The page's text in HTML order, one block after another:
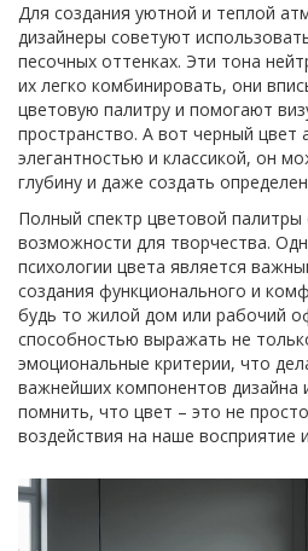
Для создания уютной и теплой
дизайнеры советуют
песочных оттенках. Эти тона
их легко комбинировать, они
цветовую палитру и помогают
пространство. А вот черный цвет
элегантностью и классикой, он
глубину и даже создать
Полный спектр цветовой
возможности для творчества.
психологии цвета является
создания функционального и
будь то жилой дом или рабочий
способностью выражать не
эмоциональные критерии, что
важнейших компонентов дизайна
помнить, что цвет – это не
воздействия на наше восприятие